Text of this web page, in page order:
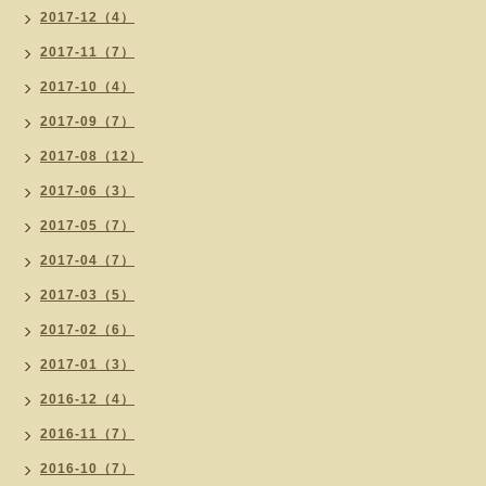
2017-12（4）
2017-11（7）
2017-10（4）
2017-09（7）
2017-08（12）
2017-06（3）
2017-05（7）
2017-04（7）
2017-03（5）
2017-02（6）
2017-01（3）
2016-12（4）
2016-11（7）
2016-10（7）